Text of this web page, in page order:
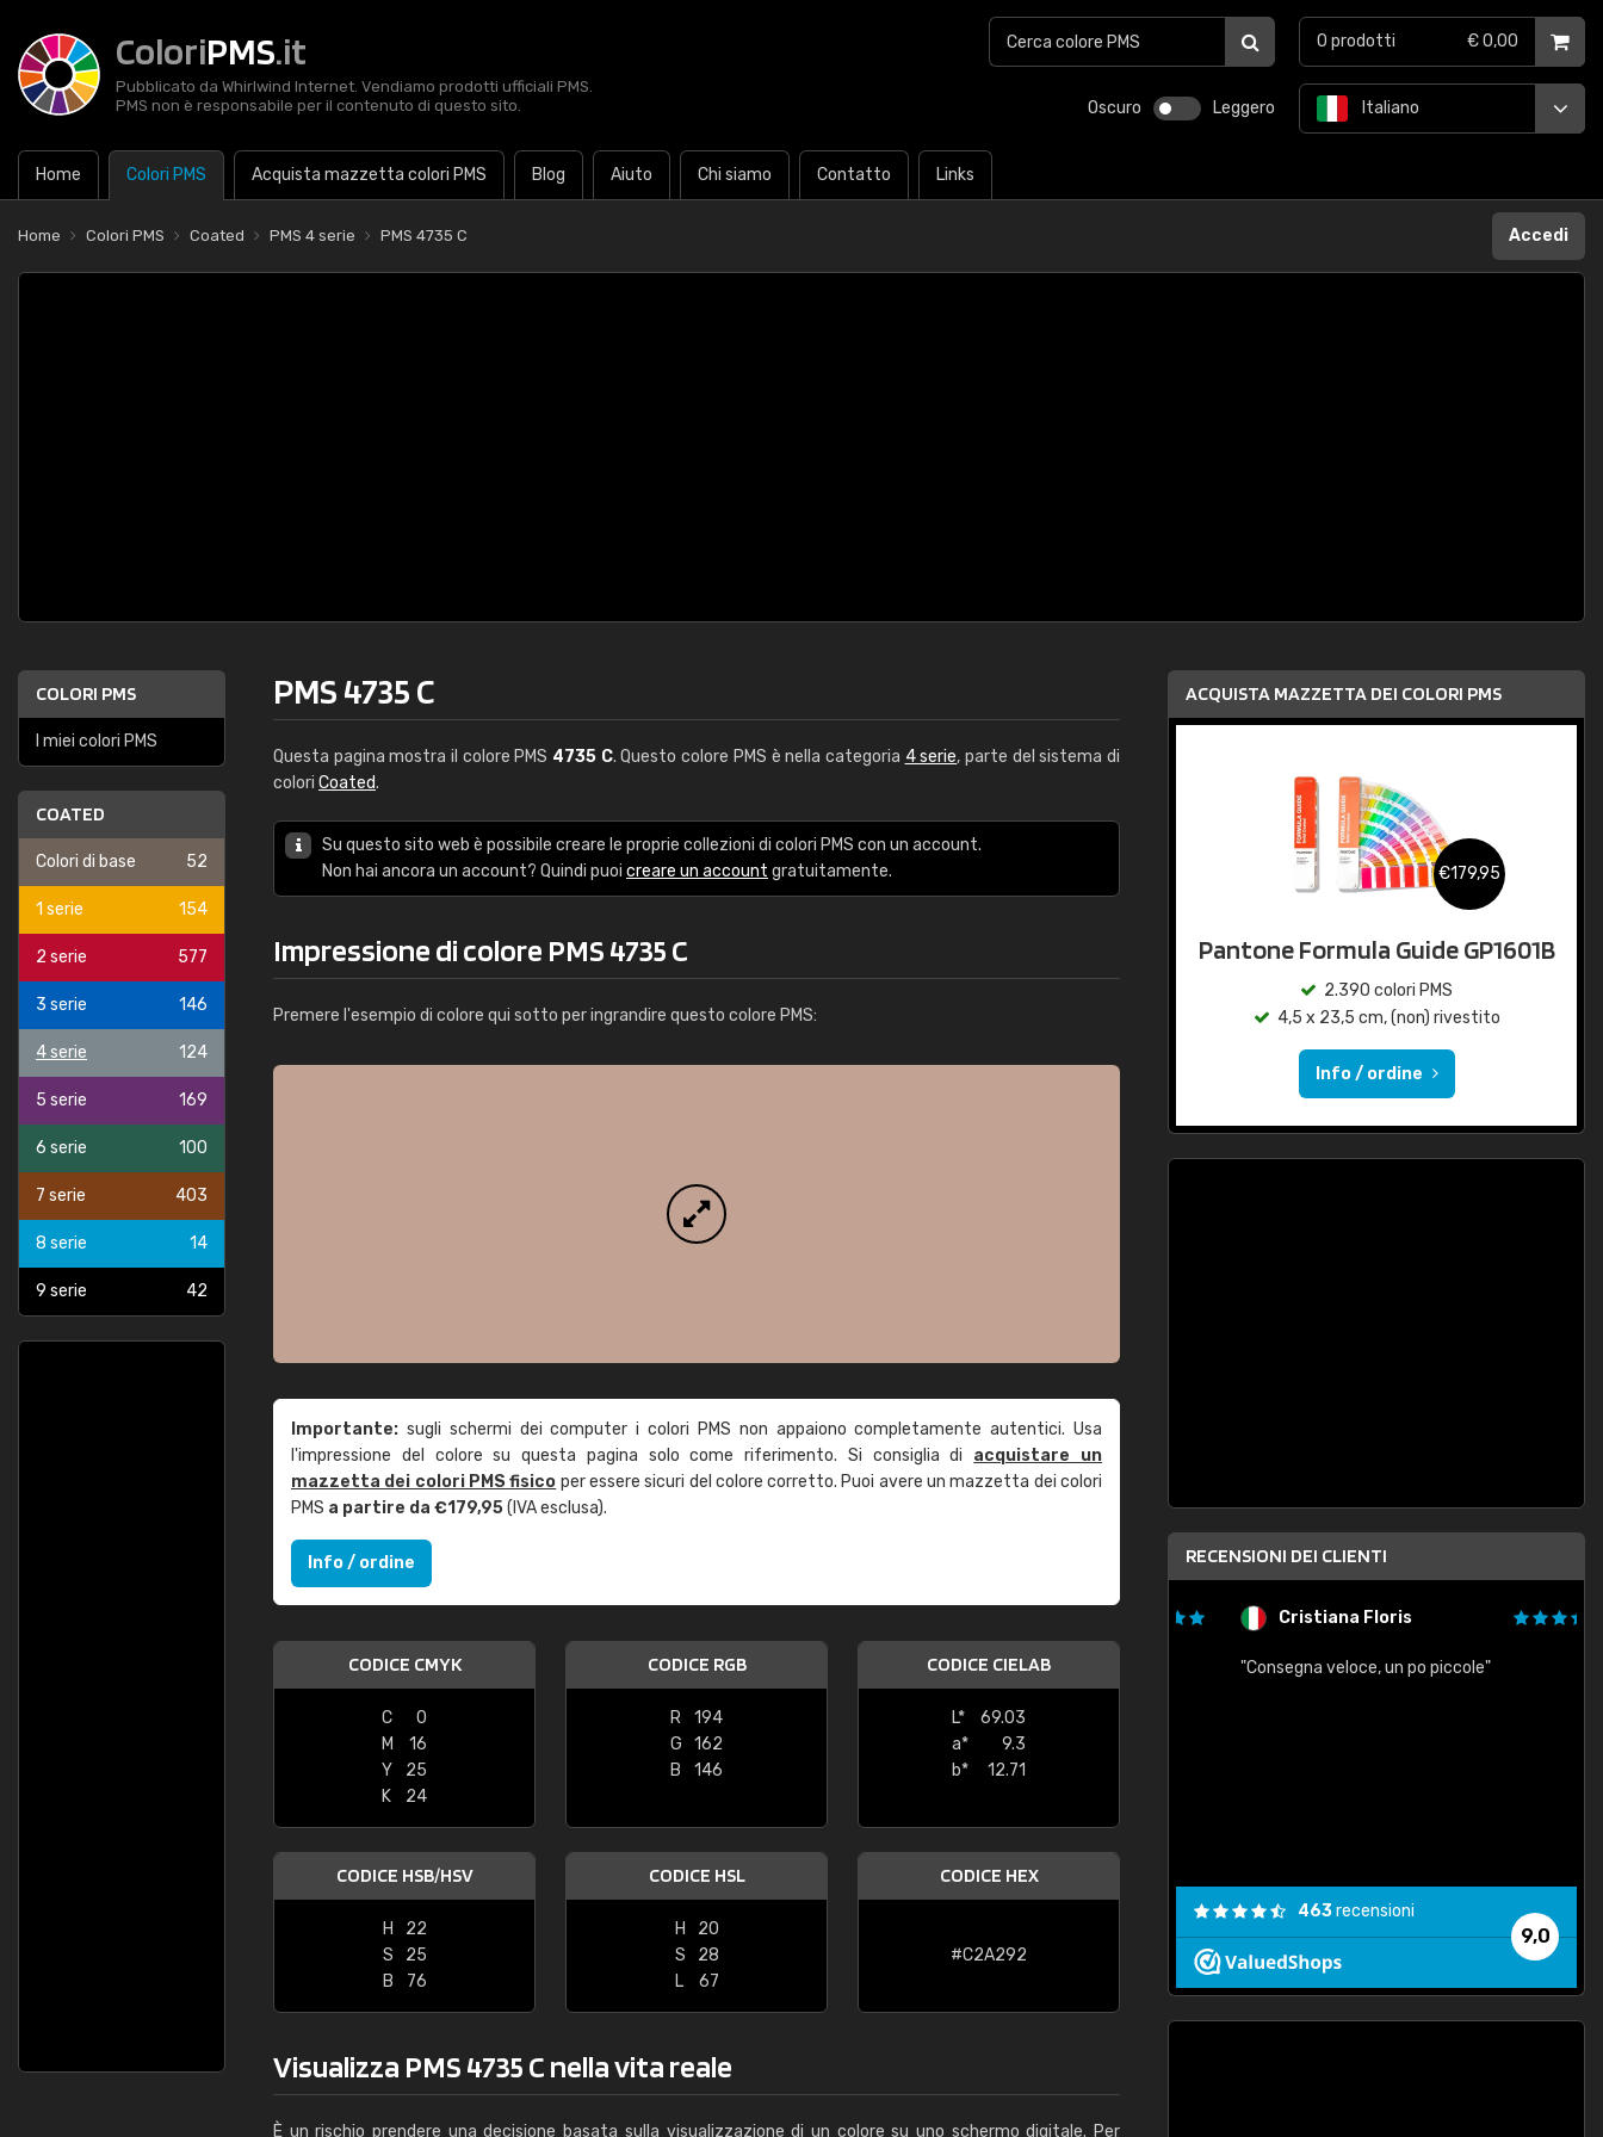
ColoriPMS.it
Pubblicato da Whirlwind Internet. Vendiamo prodotti ufficiali PMS.
PMS non è responsabile per il contenuto di questo sito.
Oscuro Leggero
Home Colori PMS Acquista mazzetta colori PMS Blog Aiuto Chi siamo Contatto Links
Italiano
0 prodotti € 0,00
Home Colori PMS Coated PMS 4 serie PMS 4735 C Accedi
COLORI PMS
I miei colori PMS
COATED
Colori di base 52
1 serie 154
2 serie 577
3 serie 146
4 serie 124
5 serie 169
6 serie 100
7 serie 403
8 serie 14
9 serie 42
PMS 4735 C
Questa pagina mostra il colore PMS 4735 C. Questo colore PMS è nella categoria 4 serie, parte del sistema di
colori Coated.
Su questo sito web è possibile creare le proprie collezioni di colori PMS con un account.
Non hai ancora un account? Quindi puoi creare un account gratuitamente.
Impressione di colore PMS 4735 C
Premere l'esempio di colore qui sotto per ingrandire questo colore PMS:
Importante: sugli schermi dei computer i colori PMS non appaiono completamente autentici. Usa
l'impressione del colore su questa pagina solo come riferimento. Si consiglia di acquistare un
mazzetta dei colori PMS fisico per essere sicuri del colore corretto. Puoi avere un mazzetta dei colori
PMS a partire da €179,95(IVA esclusa).
Info / ordine
CODICE CMYK
C
0
M
16
Y
25
K
24
CODICE RGB
R
194
G
162
B
146
CODICE CIELAB
L*
69.03
a*
9.3
b*
12.71
CODICE HSB/HSV
H
22
S
25
B
76
CODICE HSL
H
20
S
28
L
67
CODICE HEX
#C2A292
Visualizza PMS 4735 C nella vita reale
È un rischio prendere una decisione basata sulla visualizzazione di un colore su uno schermo digitale. Per
ACQUISTA MAZZETTA DEI COLORI PMS
€179,95
Pantone Formula Guide GP1601B
2.390 colori PMS
4,5 x 23,5 cm, (non) rivestito
Info / ordine
RECENSIONI DEI CLIENTI
Cristiana Floris
"Consegna veloce, un po piccole"
9,0
463recensioni